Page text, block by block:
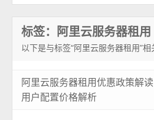
标签：阿里云服务器租用
以下是与标签“阿里云服务器租用”
阿里云服务器租用优惠政策解
用户配置价格解析